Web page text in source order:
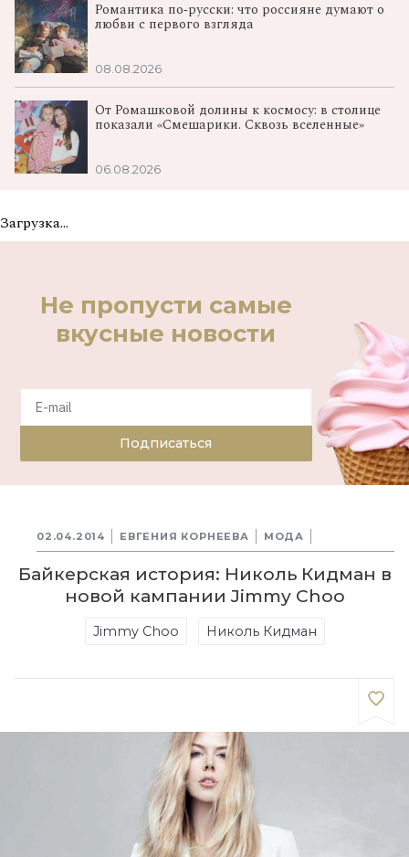
Романтика по‑русски: что россияне думают о
любви с первого взгляда
08.08.2026
От Ромашковой долины к космосу: в столице
показали «Смешарики. Сквозь вселенные»
06.08.2026
Загрузка...
Не пропусти самые
вкусные новости
Подписаться
02.04.2014 ЕВГЕНИЯ КОРНЕЕВА МОДА
Байкерская история: Николь Кидман в
новой кампании Jimmy Choo
Jimmy Choo Николь Кидман